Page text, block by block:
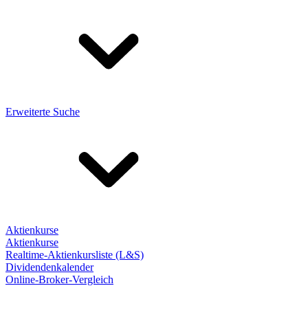
Erweiterte Suche
Aktienkurse
Aktienkurse
Realtime-Aktienkursliste (L&S)
Dividendenkalender
Online-Broker-Vergleich